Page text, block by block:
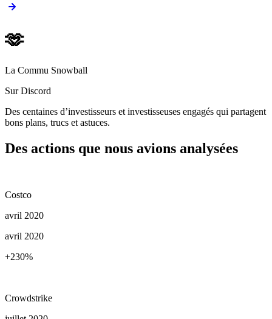
🫶
La Commu Snowball
Sur Discord
Des centaines d’investisseurs et investisseuses engagés qui partagent
bons plans, trucs et astuces.
Des actions que nous avions analysées
Costco
avril 2020
avril 2020
+230%
Crowdstrike